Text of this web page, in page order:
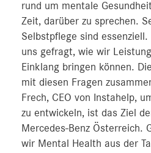
rund um mentale
Zeit, darüber zu sprechen.
Selbstpflege sind
uns gefragt, wie wir
Einklang bringen können.
mit diesen Fragen
Frech, CEO von Instahelp,
zu entwickeln, ist das Ziel
Mercedes-Benz Österreich.
wir Mental Health aus der